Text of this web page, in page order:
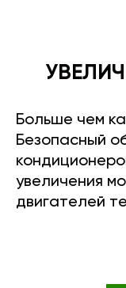
Больше чем
Безопасный
увеличения
двигателей